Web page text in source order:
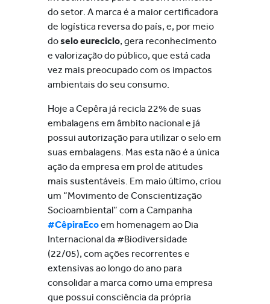
do setor. A marca é a maior certificadora
de logística reversa do país, e, por meio
doselo eureciclo, gera reconhecimento
e valorização do público, que está cada
vez mais preocupado com os impactos
ambientais do seu consumo.
Hoje a Cepêra já recicla 22% de suas
embalagens em âmbito nacional e já
possui autorização para utilizar o selo em
suas embalagens. Mas esta não é a única
ação da empresa em prol de atitudes
mais sustentáveis. Em maio último, criou
um “Movimento de Conscientização
Socioambiental” com a Campanha
#CêpiraEcoem homenagem ao Dia
Internacional da #Biodiversidade
(22/05), com ações recorrentes e
extensivas ao longo do ano para
consolidar a marca como uma empresa
que possui consciência da própria